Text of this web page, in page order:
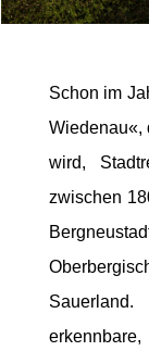
Schon im
Wiedenau«,
wird,
zwischen